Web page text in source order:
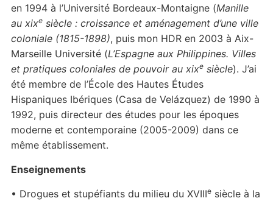
en 1994 à l’Université Bordeaux-Montaigne (Manille
au xixe siècle : croissance et aménagement d’une ville
coloniale (1815-1898), puis mon HDR en 2003 à Aix-
Marseille Université (L’Espagne aux Philippines. Villes
et pratiques coloniales de pouvoir au xixe siècle). J’ai
été membre de l’École des Hautes Études
Hispaniques Ibériques (Casa de Velázquez) de 1990 à
1992, puis directeur des études pour les époques
moderne et contemporaine (2005-2009) dans ce
même établissement.
Enseignements
• Drogues et stupéfiants du milieu du XVIIIesiècle à la